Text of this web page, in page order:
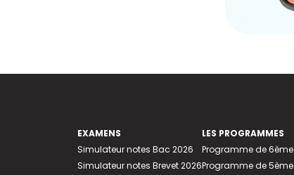
EXAMENS
Simulateur notes Bac 2026
Simulateur notes Brevet 2026
LES PROGRAMMES
Programme de 6ème
Programme de 5ème